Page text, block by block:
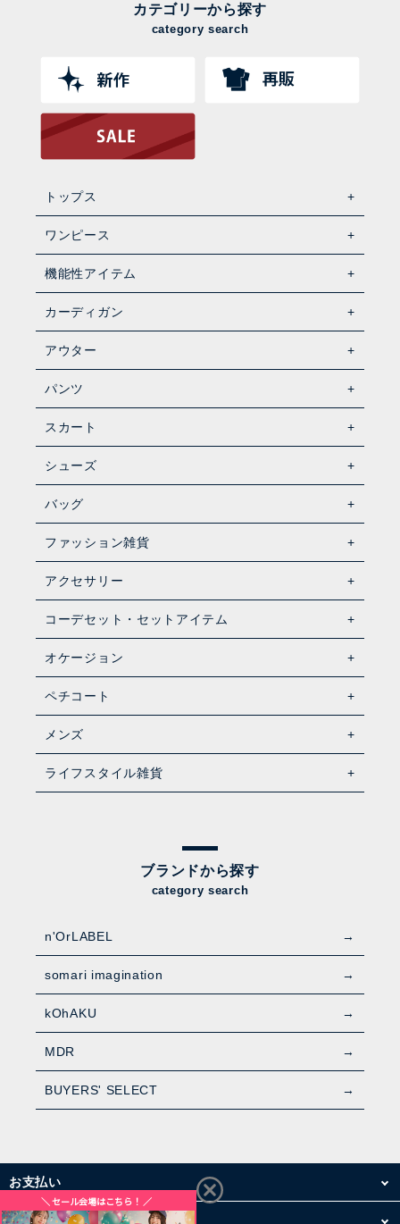
カテゴリーから探す
category search
トップス
ワンピース
機能性アイテム
カーディガン
アウター
パンツ
スカート
シューズ
バッグ
ファッション雑貨
アクセサリー
コーデセット・セットアイテム
オケージョン
ペチコート
メンズ
ライフスタイル雑貨
ブランドから探す
category search
n'OrLABEL
somari imagination
kOhAKU
MDR
BUYERS' SELECT
お支払い
配送・送料